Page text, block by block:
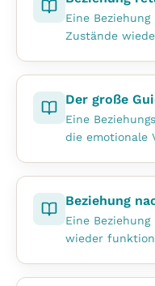
Eine
Zustände
Der große
Eine
die emotionale
Beziehung
Eine
wieder